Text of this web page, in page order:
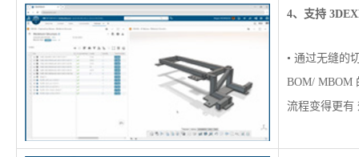
4、支持
• 通过无缝的
BOM/ MBOM
流程变得更有